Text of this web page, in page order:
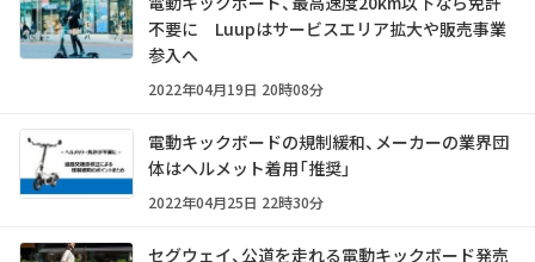
不要に Luupはサービスエリア拡大や販売事業
参入へ
2022年04月19日 20時08分
電動キックボードの規制緩和、メーカーの業界団
体はヘルメット着用「推奨」
2022年04月25日 22時30分
セグウェイ、公道を走れる電動キックボード発売